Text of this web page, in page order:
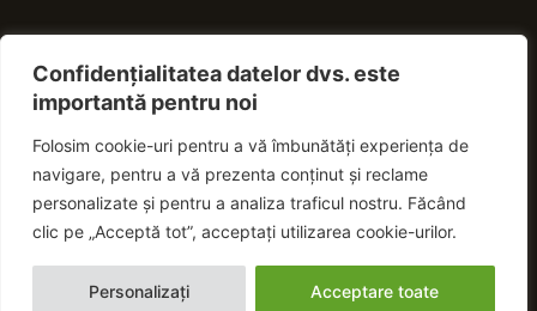
Confidențialitatea datelor dvs. este
importantă pentru noi
Folosim cookie-uri pentru a vă îmbunătăți experiența de
navigare, pentru a vă prezenta conținut și reclame
personalizate și pentru a analiza traficul nostru. Făcând
clic pe „Acceptă tot”, acceptați utilizarea cookie-urilor.
Personalizați Acceptare toate
CONTACT
office@nitaadrian.ro
0728 460 750
PSD Piatra-Neamț, Piața Ștefan cel Mare, nr.